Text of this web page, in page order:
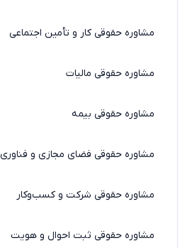
مشاوره حقوقی کار و تأمین اجتماعی
مشاوره حقوقی مالیات
مشاوره حقوقی بیمه
مشاوره حقوقی فضای مجازی و فناوری
مشاوره حقوقی شرکت و کسب‌وکار
مشاوره حقوقی ثبت احوال و هویت